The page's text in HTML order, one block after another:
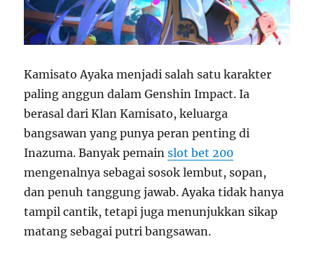
Kamisato Ayaka menjadi salah satu karakter
paling anggun dalam Genshin Impact. Ia
berasal dari Klan Kamisato, keluarga
bangsawan yang punya peran penting di
Inazuma. Banyak pemainslot bet 200
mengenalnya sebagai sosok lembut, sopan,
dan penuh tanggung jawab. Ayaka tidak hanya
tampil cantik, tetapi juga menunjukkan sikap
matang sebagai putri bangsawan.